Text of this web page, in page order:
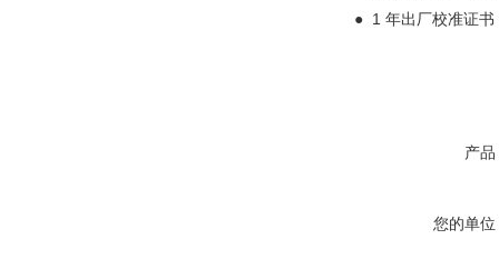
● 1 年出厂校准证书
产品
您的单位